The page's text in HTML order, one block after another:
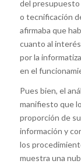
del presupuesto
o tecnificación
afirmaba que
cuanto al
por la
en el
Pues bien, el
manifiesto que
proporción de
información y
los
muestra una